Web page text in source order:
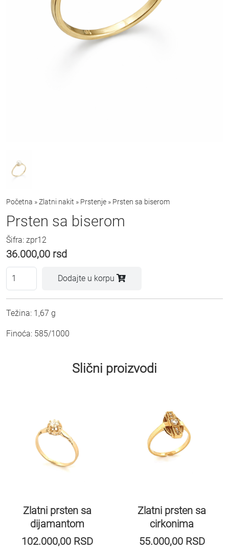
Početna »Zlatni nakit » Prstenje » Prsten sa biserom
Prsten sa biserom
Šifra: zpr12
36.000,00 rsd
Dodajte u korpu
Težina: 1,67 g
Finoća: 585/1000
Slični proizvodi
Zlatni prsten sa
dijamantom
102.000,00 RSD
Zlatni prsten sa
cirkonima
55.000,00 RSD